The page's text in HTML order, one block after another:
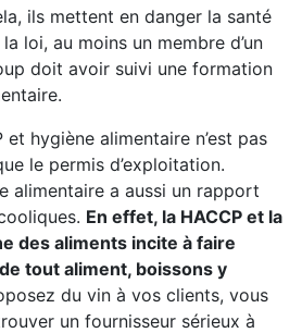
ils mettent en danger la santé
loi, au moins un membre d’un
doit avoir suivi une formation
hygiène alimentaire n’est pas
le permis d’exploitation.
alimentaire a aussi un rapport
En effet, la HACCP et la
des aliments incite à faire
tout aliment, boissons y
du vin à vos clients, vous
un fournisseur sérieux à